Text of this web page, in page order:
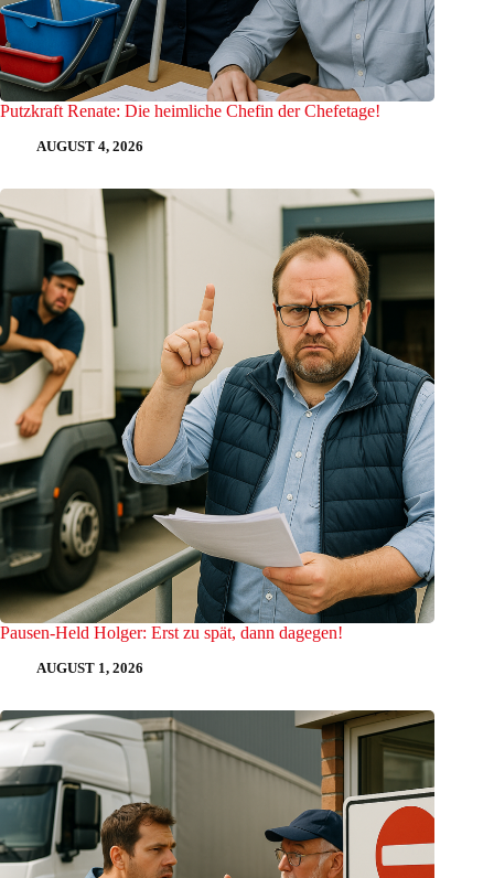
Putzkraft Renate: Die heimliche Chefin der Chefetage!
AUGUST 4, 2026
Pausen-Held Holger: Erst zu spät, dann dagegen!
AUGUST 1, 2026